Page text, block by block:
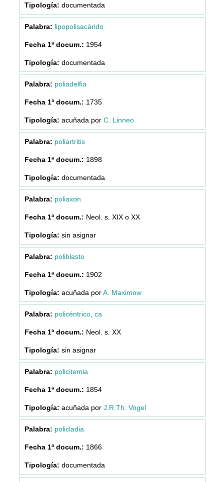
documentada
lipopolisacárido
1954
documentada
poliadelfia
1735
acuñada por C. Linneo
poliartritis
1898
documentada
poliaxon
Neol. s. XIX o XX
sin asignar
poliblasto
1902
acuñada porA. Maximow
policéntrico, ca
Neol. s. XX
sin asignar
policitemia
1854
acuñada por J.R.Th. Vogel
policladia
1866
documentada